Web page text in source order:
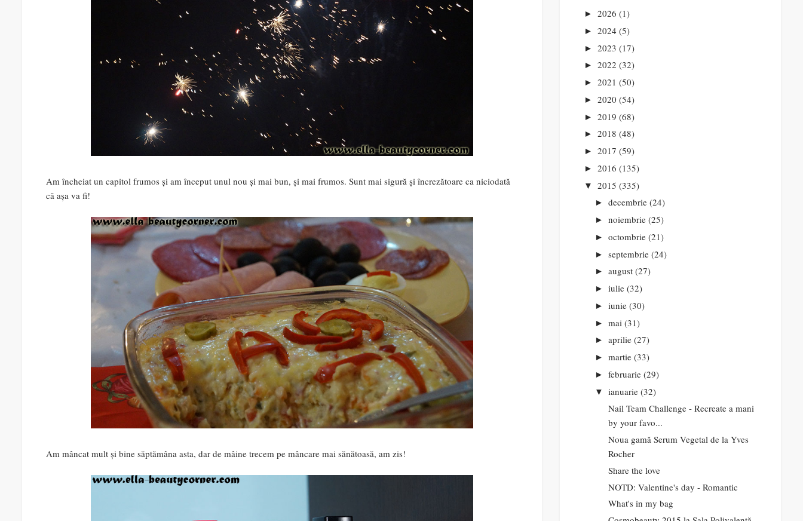
Am încheiat un capitol frumos și am început unul nou și mai bun, și mai frumos. Sunt mai sigură și încrezătoare ca niciodată
că așa va fi!
Am mâncat mult și bine săptămâna asta, dar de mâine trecem pe mâncare mai sănătoasă, am zis!
► 2026 (1)
► 2024 (5)
► 2023 (17)
► 2022 (32)
► 2021 (50)
► 2020 (54)
► 2019 (68)
► 2018 (48)
► 2017 (59)
► 2016 (135)
▼ 2015 (335)
► decembrie (24)
► noiembrie (25)
► octombrie (21)
► septembrie (24)
► august (27)
► iulie (32)
► iunie (30)
► mai (31)
► aprilie (27)
► martie (33)
► februarie (29)
▼ ianuarie (32)
Nail Team Challenge - Recreate a mani
by your favo...
Noua gamă Serum Vegetal de la Yves
Rocher
Share the love
NOTD: Valentine's day - Romantic
What's in my bag